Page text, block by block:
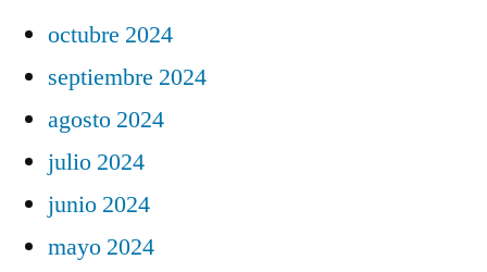
octubre 2024
septiembre 2024
agosto 2024
julio 2024
junio 2024
mayo 2024